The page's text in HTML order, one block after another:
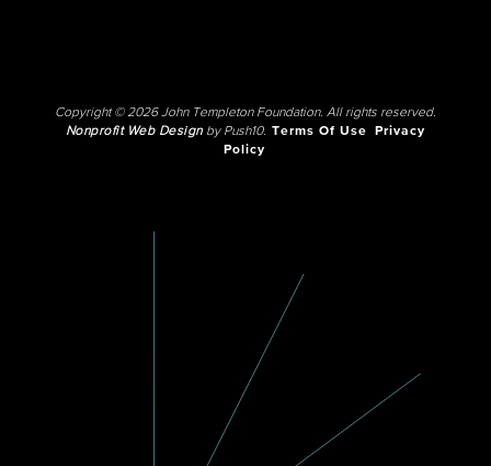
Copyright © 2026 John Templeton Foundation. All rights reserved.
Nonprofit Web Designby Push10. Terms Of Use
Privacy
Policy